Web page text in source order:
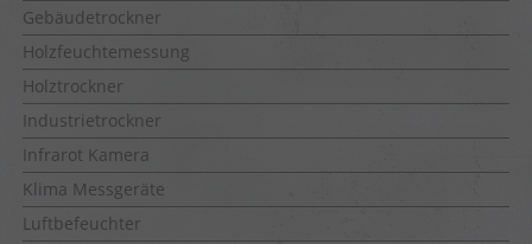
Gebäudetrockner
Holzfeuchtemessung
Holztrockner
Industrietrockner
Infrarot Kamera
Klima Messgeräte
Luftbefeuchter